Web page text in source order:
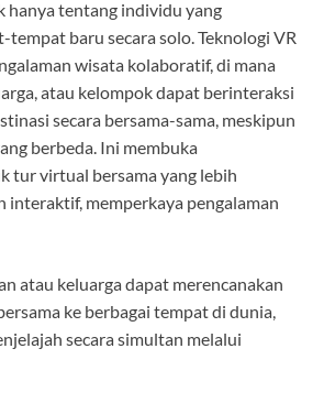
hanya tentang individu yang
baru secara solo. Teknologi VR
wisata kolaboratif, di mana
atau kelompok dapat berinteraksi
secara bersama-sama, meskipun
berbeda. Ini membuka
tur virtual bersama yang lebih
interaktif, memperkaya pengalaman
atau keluarga dapat merencanakan
ke berbagai tempat di dunia,
secara simultan melalui